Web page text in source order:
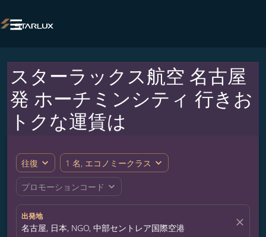

スターラックス航空 名古屋
発 ホーチミンシティ 行きお
トクな運賃は
往復 expand_more 1 名, エコノミークラス expand_more
プロモーションコード expand_more
出発地
名古屋, 日本, NGO, 中部セントレア国際空港 close